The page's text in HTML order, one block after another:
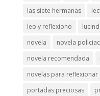
las siete hermanas
leo y reflexiono
novela
novela
novela recomendada
novelas para reflexionar
portadas preciosas